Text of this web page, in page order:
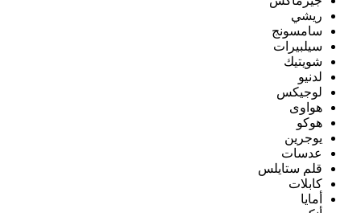
ريشي
سامسونج
سيلبيرات
شويتيك
لدنيو
لوجيكس
هواوى
هوكو
يوجرين
عدسات
قلم ستايلس
كابلات
أمايا